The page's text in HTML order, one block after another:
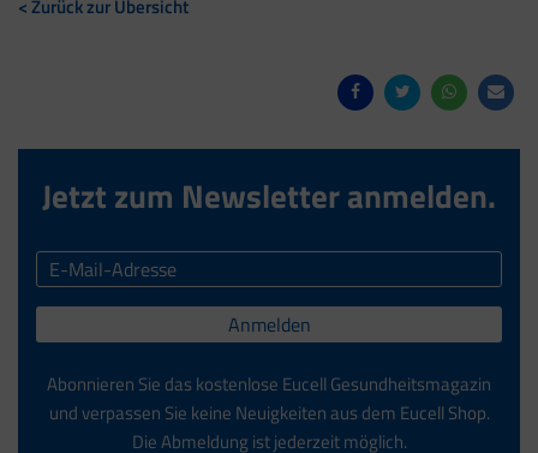
< Zurück zur Übersicht
Jetzt zum Newsletter anmelden.
Anmelden
Abonnieren Sie das kostenlose Eucell Gesundheitsmagazin
und verpassen Sie keine Neuigkeiten aus dem Eucell Shop.
Die Abmeldung ist jederzeit möglich.